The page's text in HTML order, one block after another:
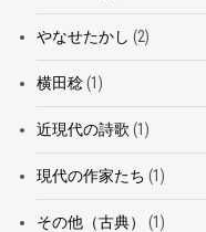
やなせたかし (2)
横田稔(1)
近現代の詩歌 (1)
現代の作家たち (1)
その他（古典） (1)